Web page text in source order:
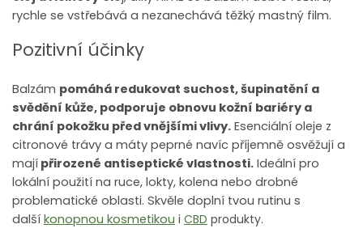
rychle se vstřebává a nezanechává těžký mastný film.
Pozitivní účinky
Balzám pomáhá redukovat suchost, šupinatění a
svědění kůže, podporuje obnovu kožní bariéry a
chrání pokožku před vnějšími vlivy. Esenciální oleje z
citronové trávy a máty peprné navíc příjemně osvěžují a
mají přirozené antiseptické vlastnosti. Ideální pro
lokální použití na ruce, lokty, kolena nebo drobné
problematické oblasti. Skvěle doplní tvou rutinu s
další konopnou kosmetikou i CBD produkty.